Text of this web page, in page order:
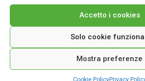
Accetto i cookies
Solo cookie
Mostra preferenze
Cookie PolicyPrivacy
Pontarolo
Gennaio 26, 2022 0
Isolcupolex, il
sistema
brevettato trova
applicazione